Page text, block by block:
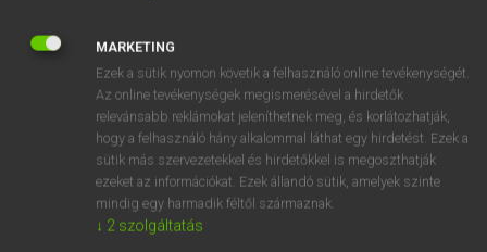
springlike
spring-loaded
spring lock
spring mattress
spring onion
MARKETING
Ezek a sütik nyomon követik a felhasználó online tevékenységét.
Az online tevékenységek megismerésével a hirdetők
relevánsabb reklámokat jeleníthetnek meg, és korlátozhatják,
hogy a felhasználó hány alkalommal láthat egy hirdetést. Ezek a
sütik más szervezetekkel és hirdetőkkel is megoszthatják
ezeket az információkat. Ezek állandó sütik, amelyek szinte
mindig egy harmadik féltől származnak.
↓ 2 szolgáltatás